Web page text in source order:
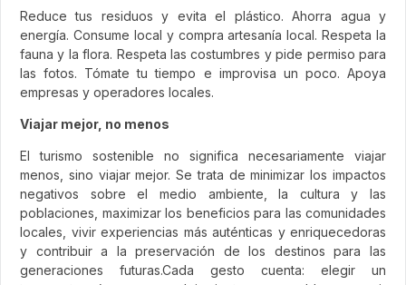
Reduce tus residuos y evita el plástico. Ahorra agua y
energía. Consume local y compra artesanía local. Respeta la
fauna y la flora. Respeta las costumbres y pide permiso para
las fotos. Tómate tu tiempo e improvisa un poco. Apoya
empresas y operadores locales.
Viajar mejor, no menos
El turismo sostenible no significa necesariamente viajar
menos, sino viajar mejor. Se trata de minimizar los impactos
negativos sobre el medio ambiente, la cultura y las
poblaciones, maximizar los beneficios para las comunidades
locales, vivir experiencias más auténticas y enriquecedoras
y contribuir a la preservación de los destinos para las
generaciones futuras.Cada gesto cuenta: elegir un